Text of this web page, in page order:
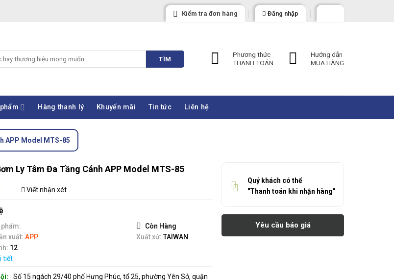
Kiểm tra đơn hàng Đăng nhập
TÌM
Phương thức
THANH TOÁN
Hướng dẫn
MUA HÀNG
Hàng thanh lý Khuyến mãi Tin tức Liên hệ
APP Model MTS-85
Ly Tâm Đa Tầng Cánh APP Model MTS-85
Viết nhận xét
phẩm:
Còn Hàng
xuất: APP Xuất xứ:TAIWAN
12
tiết
Số 15 ngách 29/40 phố Hưng Phúc, tổ 25, phường Yên Sở, quận
Quý khách có thể
"Thanh toán khi nhận hàng"
Yêu cầu báo giá